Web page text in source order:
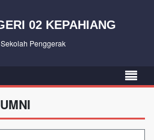
02 KEPAHIANG
Sekolah Penggerak